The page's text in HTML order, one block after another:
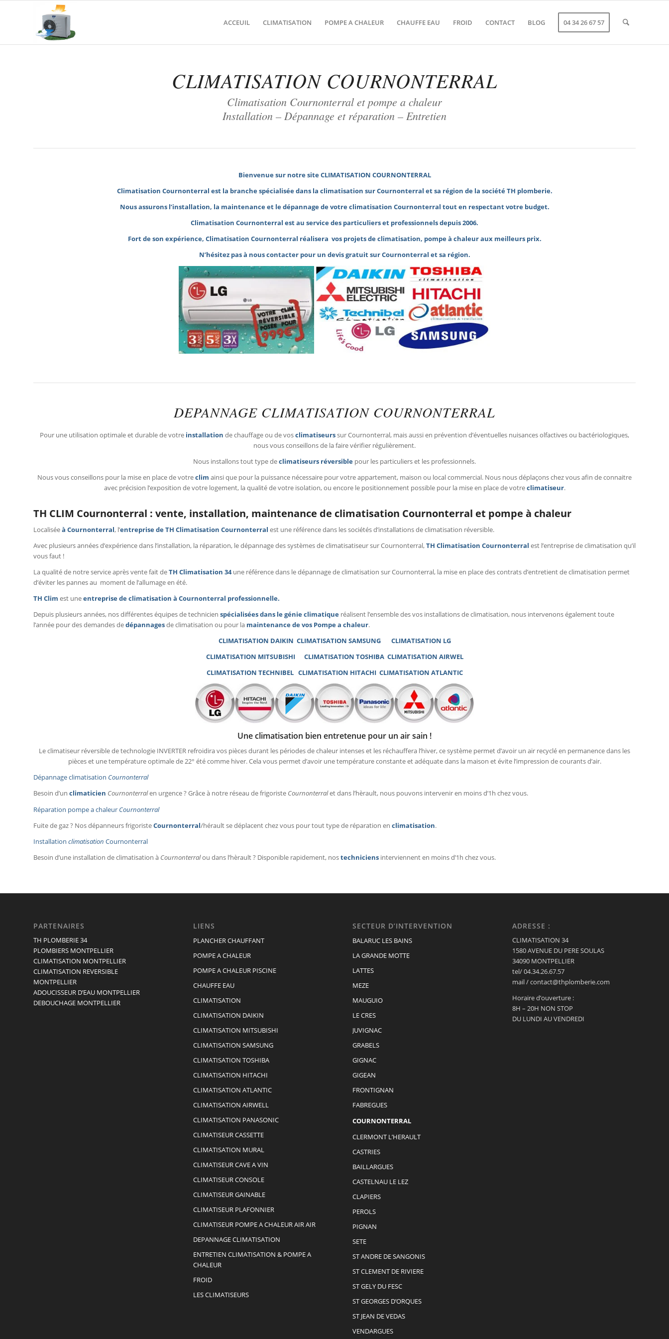
ACCEUIL CLIMATISATION POMPE A CHALEUR CHAUFFE EAU FROID CONTACT BLOG 04 34 26 67 57
CLIMATISATION COURNONTERRAL
Climatisation Cournonterral et pompe a chaleur
Installation – Dépannage et réparation – Entretien
Bienvenue sur notre siteCLIMATISATION COURNONTERRAL
Climatisation Cournonterral est la branche spécialisée dans la climatisation sur Cournonterral et sa région de la société TH plomberie.
Nous assurons l’installation, la maintenance et ledépannage de votre climatisation Cournonterral tout en respectant votre budget.
Climatisation Cournonterral est au service des particuliers et professionnels depuis 2006.
Fort de son expérience, Climatisation Cournonterral réalisera vos projets de climatisation, pompe à chaleuraux meilleurs prix.
N’hésitez pas à nous contacter pour un devis gratuit sur Cournonterral etsa région.
DEPANNAGE CLIMATISATION COURNONTERRAL
Pour une utilisation optimale et durable de votre installation de chauffage ou de vosclimatiseurssur Cournonterral, mais aussi en prévention d’éventuelles nuisances olfactives ou bactériologiques,
nous vous conseillons de la faire vérifier régulièrement.
Nous installons tout type declimatiseurs réversible pour les particuliers et les professionnels.
Nous vous conseillons pour la mise en place de votreclim ainsi que pour la puissance nécessaire pour votre appartement, maison ou local commercial. Nous nous déplaçons chez vous afin de connaitre
avec précision l’exposition de votre logement, la qualité de votre isolation, ou encore le positionnement possible pour la mise en place de votreclimatiseur.
TH CLIM Cournonterral : vente, installation, maintenance de climatisation Cournonterral et pompe à chaleur
Localiséeà Cournonterral, l’entreprise deTH Climatisation Cournonterral est une référence dans les sociétés d’installations de climatisation réversible.
Avec plusieurs années d’expérience dans l’installation, la réparation, le dépannage des systèmes de climatisatiseur sur Cournonterral,TH Climatisation Cournonterral est l’entreprise de climatisation qu’il
vous faut !
La qualité de notre service après vente fait deTH Climatisation 34une référence dans le dépannage de climatisation sur Cournonterral, la mise en place des contrats d’entretient de climatisation permet
d’éviter les pannes au moment de l’allumage en été.
TH Clim est uneentreprise de climatisation à Cournonterral professionnelle.
Depuis plusieurs années, nos différentes équipes de technicien spécialisées dans le génie climatique réalisent l’ensemble des vos installations de climatisation, nous intervenons également toute
l’année pour des demandes dedépannagesde climatisation ou pour la maintenance de vos Pompe a chaleur.
CLIMATISATION DAIKIN CLIMATISATION SAMSUNG CLIMATISATION LG
CLIMATISATION MITSUBISHI
CLIMATISATION TOSHIBA CLIMATISATION AIRWEL
CLIMATISATION TECHNIBEL CLIMATISATION HITACHI CLIMATISATION ATLANTIC
Une climatisation bien entretenue pour un air sain !
Le climatiseur réversible de technologie INVERTER refroidira vos pièces durant les périodes de chaleur intenses et les réchauffera l’hiver, ce système permet d’avoir un air recyclé en permanence dans les
pièces et une température optimale de 22° été comme hiver. Cela vous permet d’avoir une température constante et adéquate dans la maison et évite l’impression de courants d’air.
Dépannage climatisation Cournonterral
Besoin d’un climaticien Cournonterralen urgence ? Grâce à notre réseau de frigoriste Cournonterralet dans l’hèrault, nous pouvons intervenir en moins d’1h chez vous.
Réparation pompe a chaleur Cournonterral
Fuite de gaz ? Nos dépanneurs frigoristeCournonterral/hérault se déplacent chez vous pour tout type de réparation en climatisation.
Installation climatisation Cournonterral
Besoin d’une installation de climatisation à Cournonterralou dans l’hèrault ? Disponible rapidement, nostechniciens interviennent en moins d’1h chez vous.
PARTENAIRES
TH PLOMBERIE 34
PLOMBIERS MONTPELLIER
CLIMATISATION MONTPELLIER
CLIMATISATION REVERSIBLE
MONTPELLIER
ADOUCISSEUR D’EAU MONTPELLIER
DEBOUCHAGE MONTPELLIER
LIENS
PLANCHER CHAUFFANT
POMPE A CHALEUR
POMPE A CHALEUR PISCINE
CHAUFFE EAU
CLIMATISATION
CLIMATISATION DAIKIN
CLIMATISATION MITSUBISHI
CLIMATISATION SAMSUNG
CLIMATISATION TOSHIBA
CLIMATISATION HITACHI
CLIMATISATION ATLANTIC
CLIMATISATION AIRWELL
CLIMATISATION PANASONIC
CLIMATISEUR CASSETTE
CLIMATISATION MURAL
CLIMATISEUR CAVE A VIN
CLIMATISEUR CONSOLE
CLIMATISEUR GAINABLE
CLIMATISEUR PLAFONNIER
CLIMATISEUR POMPE A CHALEUR AIR AIR
DEPANNAGE CLIMATISATION
ENTRETIEN CLIMATISATION & POMPE A
CHALEUR
FROID
LES CLIMATISEURS
SECTEUR D’INTERVENTION
BALARUC LES BAINS
LA GRANDE MOTTE
LATTES
MEZE
MAUGUIO
LE CRES
JUVIGNAC
GRABELS
GIGNAC
GIGEAN
FRONTIGNAN
FABREGUES
COURNONTERRAL
CLERMONT L’HERAULT
CASTRIES
BAILLARGUES
CASTELNAU LE LEZ
CLAPIERS
PEROLS
PIGNAN
SETE
ST ANDRE DE SANGONIS
ST CLEMENT DE RIVIERE
ST GELY DU FESC
ST GEORGES D’ORQUES
ST JEAN DE VEDAS
VENDARGUES
ADRESSE :
CLIMATISATION 34
1580 AVENUE DU PERE SOULAS
34090 MONTPELLIER
tel/ 04.34.26.67.57
mail / contact@thplomberie.com
Horaire d’ouverture :
8H – 20H NON STOP
DU LUNDI AU VENDREDI